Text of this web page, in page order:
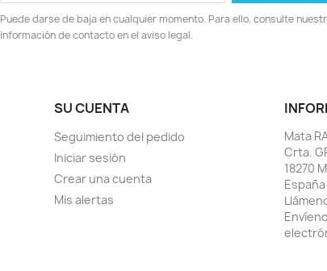
Puede darse de baja en cualquier momento. Para ello, consulte
información de contacto en el aviso legal.
SU CUENTA
Seguimiento del pedido
Iniciar sesión
Crear una cuenta
Mis alertas
Mata
Crta.
18270
España